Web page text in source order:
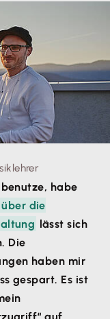
habe
die
lässt sich
Die
haben mir
gespart. Es ist